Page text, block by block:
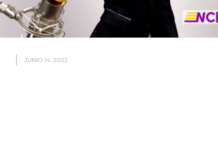
JUNIO 14, 2022